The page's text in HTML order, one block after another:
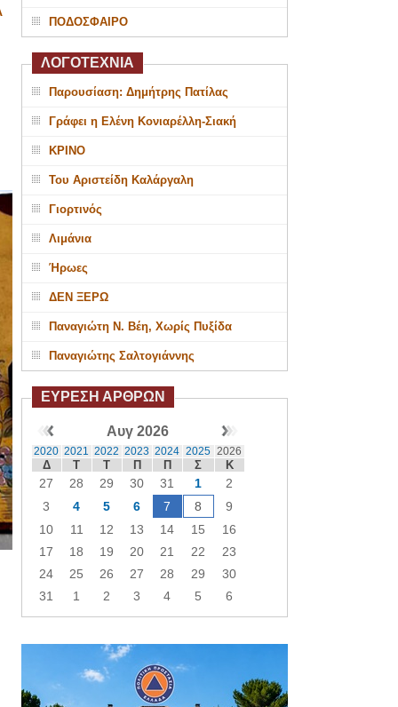
ΠΟΔΟΣΦΑΙΡΟ
ΛΟΓΟΤΕΧΝΙΑ
Παρουσίαση: Δημήτρης Πατίλας
Γράφει η Ελένη Κονιαρέλλη-Σιακή
ΚΡΙΝΟ
Του Αριστείδη Καλάργαλη
Γιορτινός
Λιμάνια
Ήρωες
ΔΕΝ ΞΕΡΩ
Παναγιώτη Ν. Βέη, Χωρίς Πυξίδα
Παναγιώτης Σαλτογιάννης
ΕΥΡΕΣΗ ΑΡΘΡΩΝ
Αυγ 2026
2020 2021 2022 2023 2024 2025 2026
Δ Τ Τ Π Π Σ Κ
27 28 29 30 31 1
2
3
4 5 6 7 8
9
10
11 12 13 14 15
16
17
18 19 20 21 22
23
24
25 26 27 28 29
30
31
1 2 3 4 5 6